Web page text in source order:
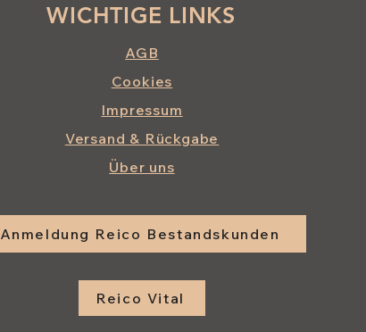
WICHTIGE LINKS
AGB
Cookies
Impressum
Versand & Rückgabe
Über uns
Anmeldung Reico Bestandskunden
Reico Vital